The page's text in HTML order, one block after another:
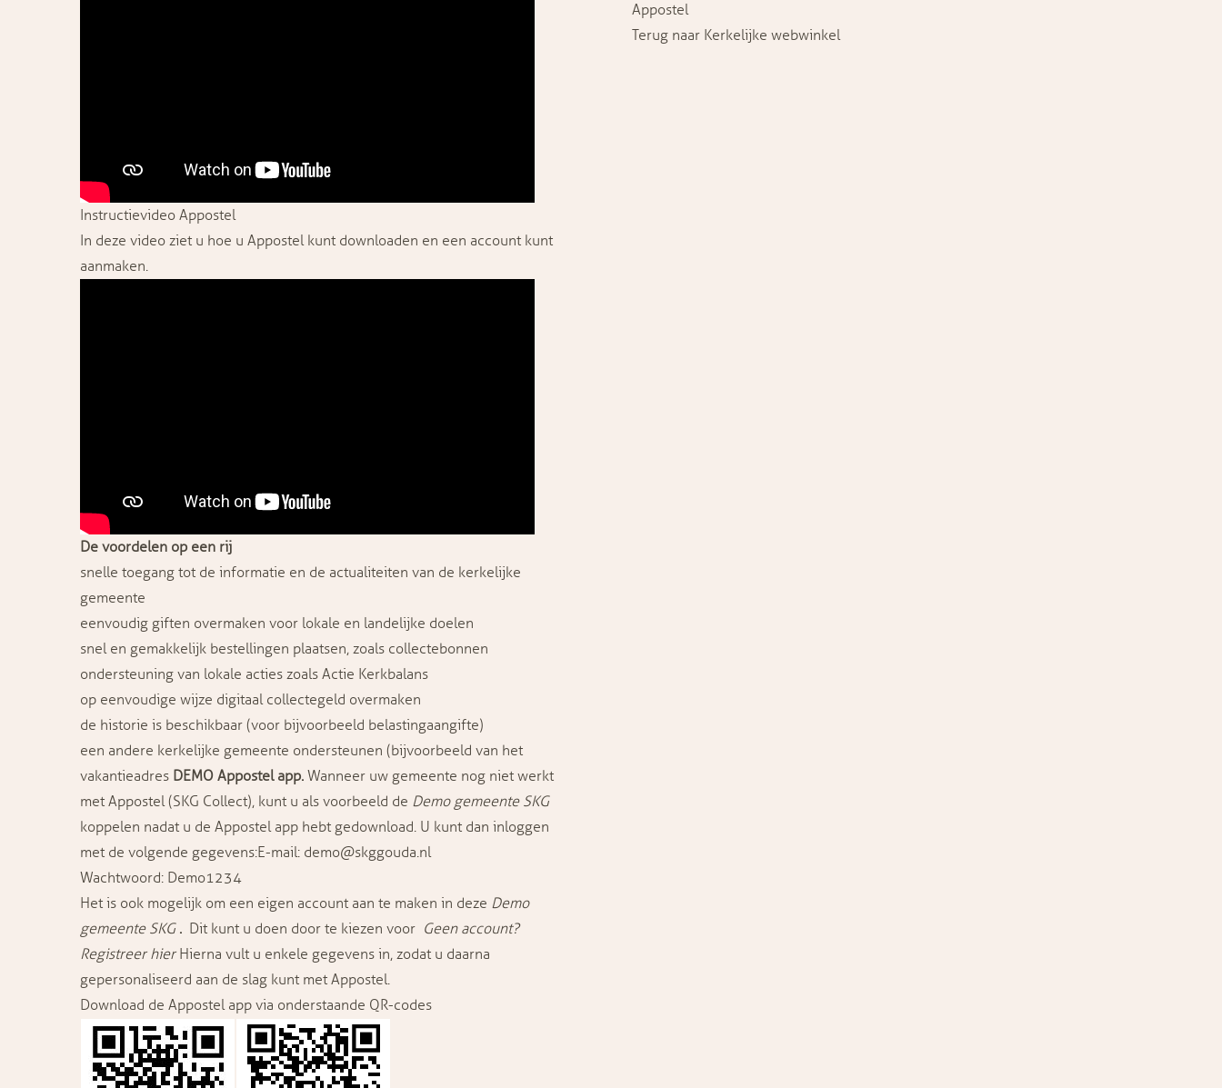
Instructievideo Appostel
In deze video ziet u hoe u Appostel kunt downloaden en een account kunt
aanmaken.
De voordelen op een rij
snelle toegang tot de informatie en de actualiteiten van de kerkelijke
gemeente
eenvoudig giften overmaken voor lokale en landelijke doelen
snel en gemakkelijk bestellingen plaatsen, zoals collectebonnen
ondersteuning van lokale acties zoals Actie Kerkbalans
op eenvoudige wijze digitaal collectegeld overmaken
de historie is beschikbaar (voor bijvoorbeeld belastingaangifte)
een andere kerkelijke gemeente ondersteunen (bijvoorbeeld van het
vakantieadres DEMO Appostel app. Wanneer uw gemeente nog niet werkt
met Appostel (SKG Collect), kunt u als voorbeeld de Demo gemeente SKG
koppelen nadat u de Appostel app hebt gedownload. U kunt dan inloggen
met de volgende gegevens:E-mail: demo@skggouda.nl
Wachtwoord: Demo1234
Het is ook mogelijk om een eigen account aan te maken in deze Demo
gemeente SKG . Dit kunt u doen door te kiezen voor Geen account?
Registreer hier Hierna vult u enkele gegevens in, zodat u daarna
gepersonaliseerd aan de slag kunt met Appostel.
Download de Appostel app via onderstaande QR-codes
Appostel
Terug naar Kerkelijke webwinkel